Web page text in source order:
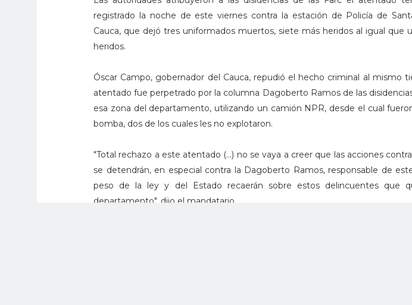
registrado la noche de este viernes contra la estación de Policía de
Cauca, que dejó tres uniformados muertos, siete más heridos al igual que
heridos.
Óscar Campo, gobernador del Cauca, repudió el hecho criminal al mismo
atentado fue perpetrado por la columna Dagoberto Ramos de las
esa zona del departamento, utilizando un camión NPR, desde el cual
bomba, dos de los cuales les no explotaron.
"Total rechazo a este atentado (...) no se vaya a creer que las acciones
se detendrán, en especial contra la Dagoberto Ramos, responsable de
peso de la ley y del Estado recaerán sobre estos delincuentes que
departamento", dijo el mandatario.